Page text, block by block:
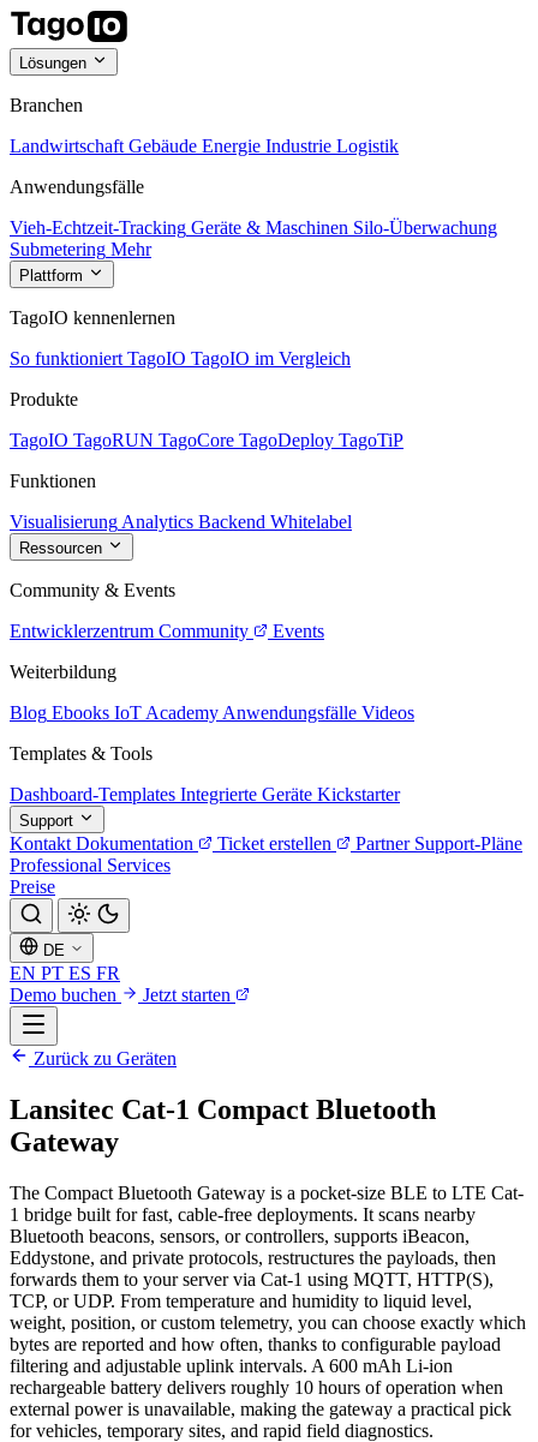
Lösungen
Branchen
Landwirtschaft Gebäude Energie Industrie Logistik
Anwendungsfälle
Vieh-Echtzeit-Tracking Geräte & Maschinen Silo-Überwachung
Submetering Mehr
Plattform
TagoIO kennenlernen
So funktioniert TagoIO TagoIO im Vergleich
Produkte
TagoIO TagoRUN TagoCore TagoDeploy TagoTiP
Funktionen
Visualisierung Analytics Backend Whitelabel
Ressourcen
Community & Events
Entwicklerzentrum Community
Events
Weiterbildung
Blog Ebooks IoT Academy Anwendungsfälle Videos
Templates & Tools
Dashboard-Templates Integrierte Geräte Kickstarter
Support
Kontakt Dokumentation Ticket erstellen Partner Support-Pläne
Professional Services
Preise
DE
EN PT ES FR
Demo buchen
Jetzt starten
Zurück zu Geräten
Lansitec Cat-1 Compact Bluetooth
Gateway
The Compact Bluetooth Gateway is a pocket-size BLE to LTE Cat-
1 bridge built for fast, cable-free deployments. It scans nearby
Bluetooth beacons, sensors, or controllers, supports iBeacon,
Eddystone, and private protocols, restructures the payloads, then
forwards them to your server via Cat-1 using MQTT, HTTP(S),
TCP, or UDP. From temperature and humidity to liquid level,
weight, position, or custom telemetry, you can choose exactly which
bytes are reported and how often, thanks to configurable payload
filtering and adjustable uplink intervals. A 600 mAh Li-ion
rechargeable battery delivers roughly 10 hours of operation when
external power is unavailable, making the gateway a practical pick
for vehicles, temporary sites, and rapid field diagnostics.